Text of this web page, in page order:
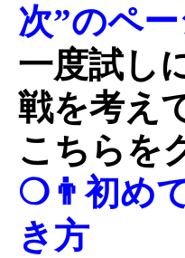
次”のペ
一度試し
戦を考え
こちらを
❍👨初め
き方